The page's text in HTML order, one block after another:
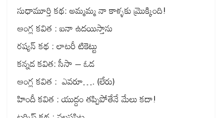
సుధామూర్తి కథ: అమ్మమ్మ నా కాళ్ళకు మ్రొక్కింది!
ఆంగ్ల కవిత : ఐనా ఉదయిస్తాను
రష్యన్ కథ : లాటరీ టికెట్టు
కన్నడ కవిత: సీసా – ఓడ
ఆంగ్ల కవిత : ఎవరూ…. (లేరు)
హిందీ కవిత : యుద్దం తప్పిపోతేనే మేలు కదా!